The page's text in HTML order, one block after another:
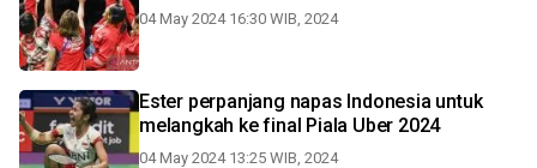
04 May 2024 16:30 WIB, 2024
Ester perpanjang napas Indonesia untuk
melangkah ke final Piala Uber 2024
04 May 2024 13:25 WIB, 2024